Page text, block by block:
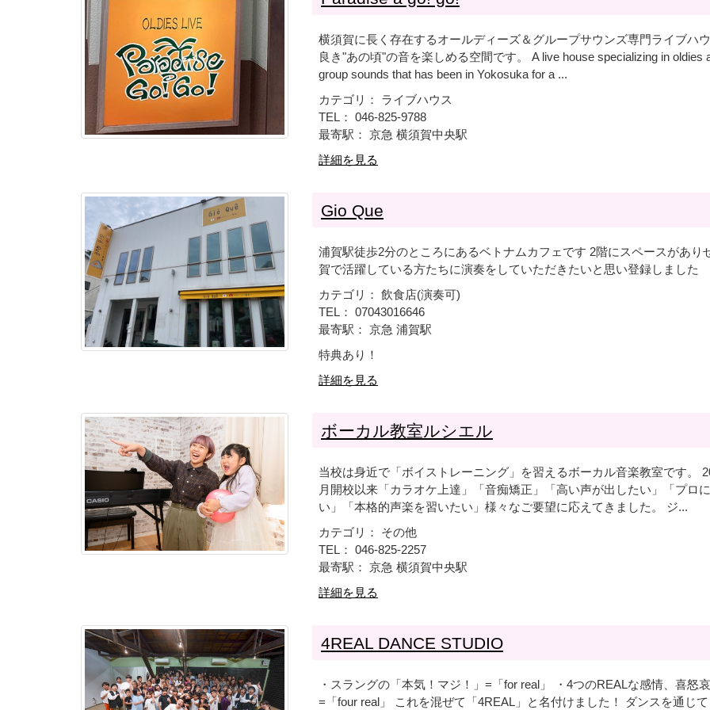
横須賀に長く存在するオールディーズ＆グループサウンズ専門ライブハ
良き"あの頃"の音を楽しめる空間です。 A live house specializing in oldies
group sounds that has been in Yokosuka for a ...
カテゴリ： ライブハウス
TEL： 046-825-9788
最寄駅： 京急 横須賀中央駅
詳細を見る
Gio Que
浦賀駅徒歩2分のところにあるベトナムカフェです 2階にスペースがあり
賀で活躍している方たちに演奏をしていただきたいと思い登録しました
カテゴリ： 飲食店(演奏可)
TEL： 07043016646
最寄駅： 京急 浦賀駅
特典あり！
詳細を見る
ボーカル教室ルシエル
当校は身近で「ボイストレーニング」を習えるボーカル音楽教室です。
月開校以来「カラオケ上達」「音痴矯正」「高い声が出したい」「プロ
い」「本格的声楽を習いたい」様々なご要望に応えてきました。 ジ...
カテゴリ： その他
TEL： 046-825-2257
最寄駅： 京急 横須賀中央駅
詳細を見る
4REAL DANCE STUDIO
・スラングの「本気！マジ！」=「for real」 ・4つのREALな感情、喜怒
=「four real」 これを混ぜて「4REAL」と名付けました！ ダンスを通じ